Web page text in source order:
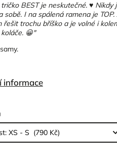
tričko BEST je neskutečné. ♥️
sobě. I na spálená ramena je
řešit trochu bříško a je volné i
😀"
informace